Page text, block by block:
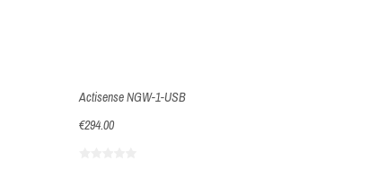
Actisense NGW-1-USB
€294.00